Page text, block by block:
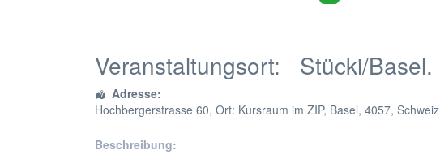
Veranstaltungsort: Stücki/Basel.
Adresse:
Hochbergerstrasse 60, Ort: Kursraum im ZIP, Basel, 4057, Schweiz
Beschreibung: